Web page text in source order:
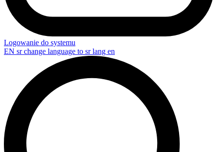
Logowanie do systemu
EN sr change language to sr lang en